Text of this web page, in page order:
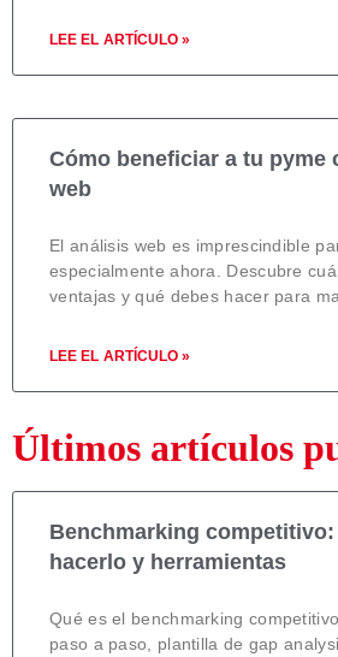
LEE EL ARTÍCULO »
Cómo beneficiar a tu pyme
web
El análisis web es imprescindible
especialmente ahora. Descubre
ventajas y qué debes hacer para
LEE EL ARTÍCULO »
Últimos artículos
Benchmarking
hacerlo y herramientas
Qué es el benchmarking
paso a paso, plantilla de gap